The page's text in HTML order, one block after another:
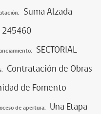
Suma Alzada
245460
SECTORIAL
Contratación de Obras
de Fomento
de apertura: Una Etapa